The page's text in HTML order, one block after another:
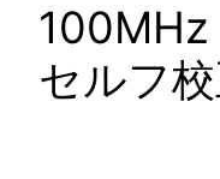
100MHz
セルフ